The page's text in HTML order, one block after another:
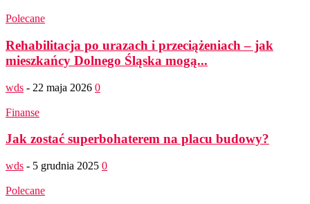
Polecane
Rehabilitacja po urazach i przeciążeniach – jak
mieszkańcy Dolnego Śląska mogą...
wds - 22 maja 2026 0
Finanse
Jak zostać superbohaterem na placu budowy?
wds - 5 grudnia 2025 0
Polecane